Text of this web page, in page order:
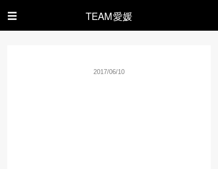
☰ TEAM愛媛
2017/06/10